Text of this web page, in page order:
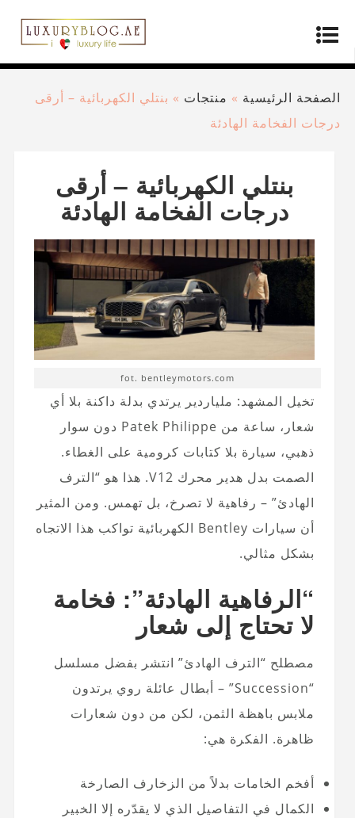
الصفحة الرئيسية » منتجات » بنتلي الكهربائية – أرقى
درجات الفخامة الهادئة
بنتلي الكهربائية – أرقى
درجات الفخامة الهادئة
fot. bentleymotors.com
تخيل المشهد: ملياردير يرتدي بدلة داكنة بلا أي
شعار، ساعة من Patek Philippe دون سوار
ذهبي، سيارة بلا كتابات كرومية على الغطاء.
الصمت بدل هدير محرك V12. هذا هو “الترف
الهادئ” – رفاهية لا تصرخ، بل تهمس. ومن المثير
أن سيارات Bentley الكهربائية تواكب هذا الاتجاه
بشكل مثالي.
“الرفاهية الهادئة”: فخامة
لا تحتاج إلى شعار
مصطلح “الترف الهادئ” انتشر بفضل مسلسل
“Succession” – أبطال عائلة روي يرتدون
ملابس باهظة الثمن، لكن من دون شعارات
ظاهرة. الفكرة هي:
أفخم الخامات بدلاً من الزخارف الصارخة
الكمال في التفاصيل الذي لا يقدّره إلا الخبير